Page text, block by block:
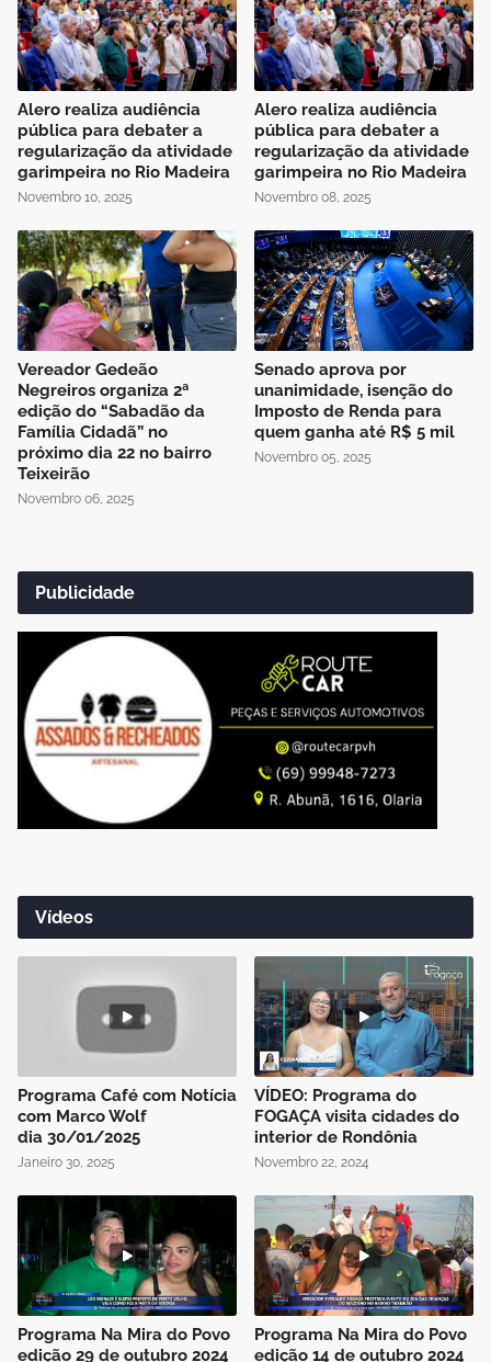
Alero realiza audiência
pública para debater a
regularização da atividade
garimpeira no Rio Madeira
Novembro 10, 2025
Alero realiza audiência
pública para debater a
regularização da atividade
garimpeira no Rio Madeira
Novembro 08, 2025
Vereador Gedeão
Negreiros organiza 2ª
edição do “Sabadão da
Família Cidadã” no
próximo dia 22 no bairro
Teixeirão
Novembro 06, 2025
Senado aprova por
unanimidade, isenção do
Imposto de Renda para
quem ganha até R$ 5 mil
Novembro 05, 2025
Publicidade
Vídeos
Programa Café com Notícia
com Marco Wolf
dia 30/01/2025
Janeiro 30, 2025
VÍDEO: Programa do
FOGAÇA visita cidades do
interior de Rondônia
Novembro 22, 2024
Programa Na Mira do Povo
edição 29 de outubro 2024
Programa Na Mira do Povo
edição 14 de outubro 2024